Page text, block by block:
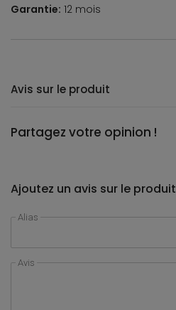
Garantie: 12 mois
Avis sur le produit
Partagez votre opinion !
Ajoutez un avis sur le produit
Alias
Avis